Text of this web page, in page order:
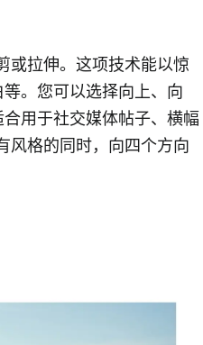
或拉伸。这项技术能以惊
。您可以选择向上、向
用于社交媒体帖子、横幅
风格的同时，向四个方向